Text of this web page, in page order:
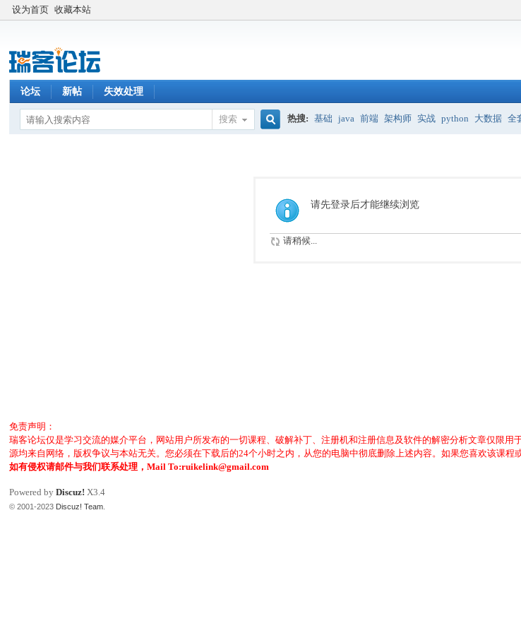
设为首页 收藏本站
论坛 新帖 失效处理
搜索 热搜: 基础 java 前端 架构师 实战 python 大数据 全
请先登录后才能继续浏览
请稍候...
免责声明：
瑞客论坛仅是学习交流的媒介平台，网站用户所发布的一切课程、破解补丁、注册机和注册信息及软件的解密分析文章仅限
源均来自网络，版权争议与本站无关。您必须在下载后的24个小时之内，从您的电脑中彻底删除上述内容。如果您喜欢该课程
如有侵权请邮件与我们联系处理，Mail To:ruikelink@gmail.com
Powered byDiscuz! X3.4
© 2001-2023 Discuz! Team